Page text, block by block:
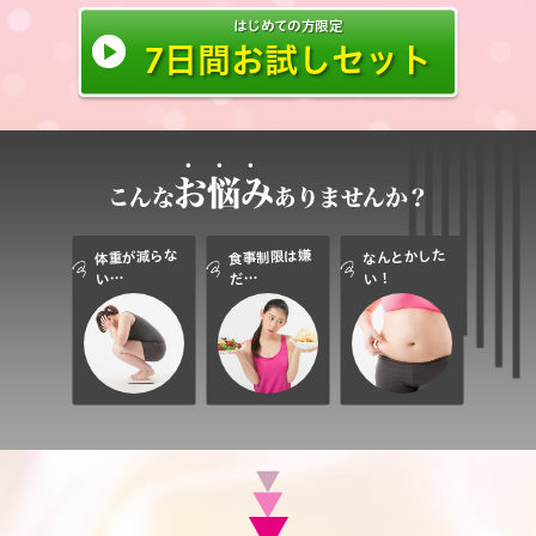
はじめての方限定
7日間お試しセット
こんなお悩みありませんか？
体重が減らな
い…
食事制限は嫌
だ…
なんとかした
い！
▼
▼